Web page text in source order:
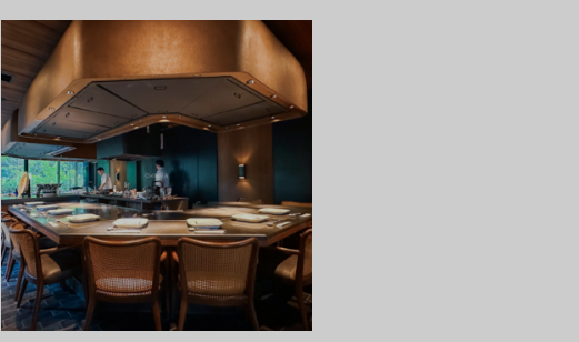
那霸市 家人推荐
JAL City那霸酒店/冲绳县那霸市 位于国
际通中心的南国城市……
位于那霸国际通中心的“JAL City那霸酒店”是
一家以红型艺术和冲绳美食为特色的度假酒
店。无论是早餐还是晚餐，都能让您享受一段
令人心满意足的住宿体验。
阅读更多